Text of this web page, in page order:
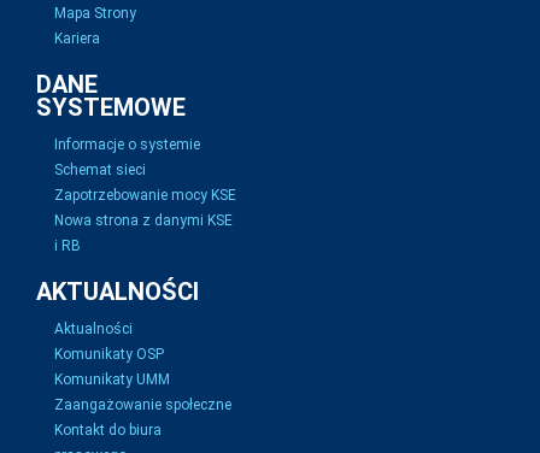
Mapa Strony
Kariera
DANE
SYSTEMOWE
Informacje o systemie
Schemat sieci
Zapotrzebowanie mocy KSE
Nowa strona z danymi KSE
i RB
AKTUALNOŚCI
Aktualności
Komunikaty OSP
Komunikaty UMM
Zaangażowanie społeczne
Kontakt do biura